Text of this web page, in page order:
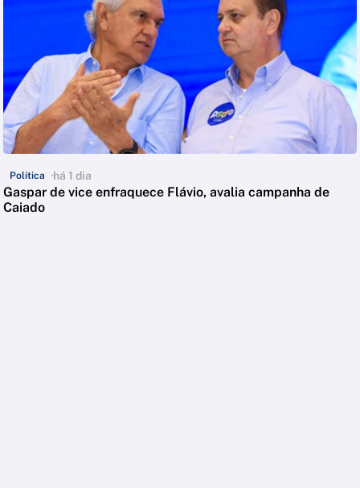
Política há 1 dia
Gaspar de vice enfraquece Flávio, avalia campanha de
Caiado